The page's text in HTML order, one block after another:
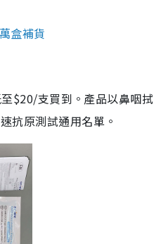
盒補貨
$20/支買到。產品以鼻咽
抗原測試通用名單。